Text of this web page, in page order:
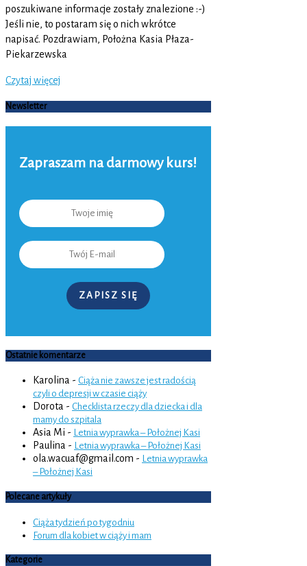
poszukiwane informacje zostały znalezione :-)
Jeśli nie, to postaram się o nich wkrótce
napisać. Pozdrawiam, Położna Kasia Płaza-
Piekarzewska
Czytaj więcej
Newsletter
Zapraszam na darmowy kurs!
ZAPISZ SIĘ
Ostatnie komentarze
Karolina - Ciąża nie zawsze jest radością
czyli o depresji w czasie ciąży
Dorota - Checklista rzeczy dla dziecka i dla
mamy do szpitala
Asia Mi - Letnia wyprawka – Położnej Kasi
Paulina - Letnia wyprawka – Położnej Kasi
ola.wacuaf@gmail.com - Letnia wyprawka
– Położnej Kasi
Polecane artykuły
Ciąża tydzień po tygodniu
Forum dla kobiet w ciąży i mam
Kategorie